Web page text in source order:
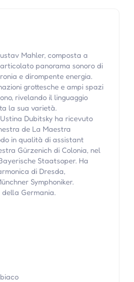
Mahler, composta a
panorama sonoro di
e dirompente energia.
grottesche e ampi spazi
rivelando il linguaggio
la sua varietà.
Dubitsky ha ricevuto
de La Maestra
in qualità di assistant
Gürzenich di Colonia, nel
Staatsoper. Ha
di Dresda,
Symphoniker.
Germania.